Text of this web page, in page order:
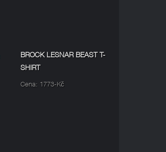
BROCK LESNAR BEAST T-
SHIRT
Cena: 1773-Kč